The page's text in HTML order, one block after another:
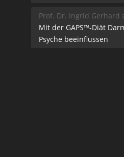
Prof. Dr. Ingrid Gerhard
Mit der GAPS™-Diät
Psyche beeinflussen